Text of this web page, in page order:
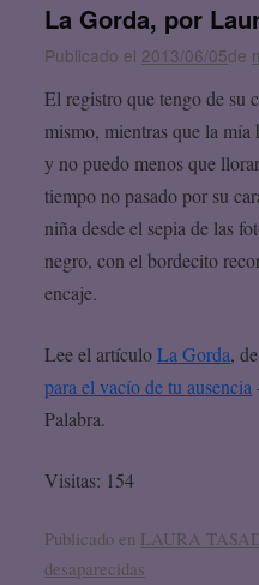
La Gorda, por
Publicado el 2013/06/05de
El registro que tengo de su
mismo, mientras que la mía
y no puedo menos que
tiempo no pasado por su
niña desde el sepia de las
negro, con el bordecito
encaje.
Lee el artículoLa Gorda,
para el vacío de tu ausencia
Palabra.
Visitas: 154
Publicado en LAURA
desaparecidas